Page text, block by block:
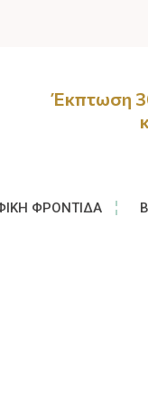
Έκπτωση
ΦΡΟΝΤΊΔΑ